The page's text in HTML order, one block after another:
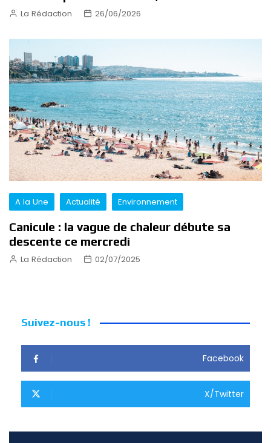
La Rédaction 26/06/2026
A la Une Actualité Environnement
Canicule : la vague de chaleur débute sa
descente ce mercredi
La Rédaction 02/07/2025
Suivez-nous !
Facebook
X/Twitter